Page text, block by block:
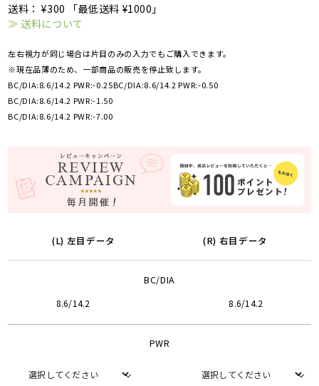
送料： ¥300 「最低送料 ¥1000」
≫ 送料について
左右視力が同じ場合は片目のみの入力でもご購入できます。
※現在品薄のため、一部商品の販売を停止致します。
BC/DIA:8.6/14.2 PWR:-0.25BC/DIA:8.6/14.2 PWR:-0.50
BC/DIA:8.6/14.2 PWR:-1.50
BC/DIA:8.6/14.2 PWR:-7.00
(L) 左目データ (R) 右目データ
BC/DIA
8.6/14.2 8.6/14.2
PWR